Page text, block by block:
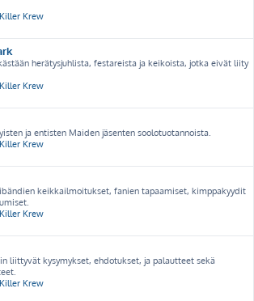
Krew
herätysjuhlista, festareista ja keikoista, jotka eivät liity
Krew
ja entisten Maiden jäsenten soolotuotannoista.
Krew
keikkailmoitukset, fanien tapaamiset, kimppakyydit
Krew
liittyvät kysymykset, ehdotukset, ja palautteet sekä
Krew